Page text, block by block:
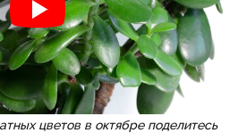
цветов в октябре поделитесь